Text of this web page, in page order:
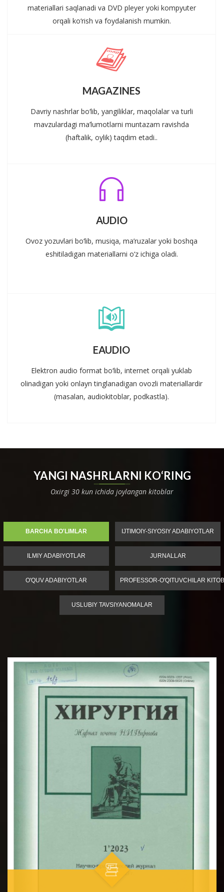
materiallari saqlanadi va DVD pleyer yoki kompyuter
orqali ko‘rish va foydalanish mumkin.
MAGAZINES
Davriy nashrlar bo‘lib, yangiliklar, maqolalar va turli
mavzulardagi ma’lumotlarni muntazam ravishda
(haftalik, oylik) taqdim etadi..
AUDIO
Ovoz yozuvlari bo‘lib, musiqa, ma’ruzalar yoki boshqa
eshitiladigan materiallarni o‘z ichiga oladi.
EAUDIO
Elektron audio format bo‘lib, internet orqali yuklab
olinadigan yoki onlayn tinglanadigan ovozli materiallardir
(masalan, audiokitoblar, podkastla).
YANGI NASHRLARNI KO‘RING
Oxirgi 30 kun ichida joylangan kitoblar
BARCHA BO'LIMLAR IJTIMOIY-SIYOSIY ADABIYOTLAR
ILMIY ADABIYOTLAR JURNALLAR
O'QUV ADABIYOTLAR PROFESSOR-O'QITUVCHILAR
USLUBIY TAVSIYANOMALAR